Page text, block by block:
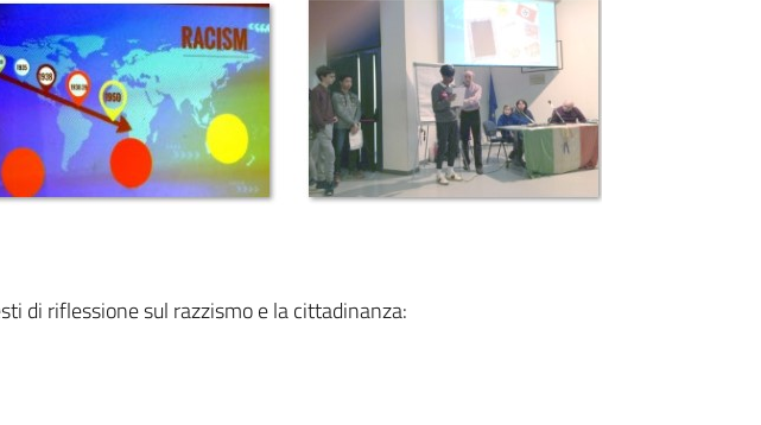
di riflessione sul razzismo e la cittadinanza: